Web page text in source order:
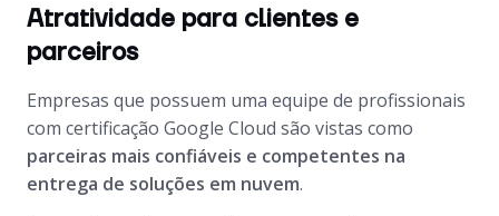
Atratividade para clientes e
parceiros
Empresas que possuem uma equipe de profissionais
com certificação Google Cloud são vistas como
parceiras mais confiáveis e competentes na
entrega de soluções em nuvem.